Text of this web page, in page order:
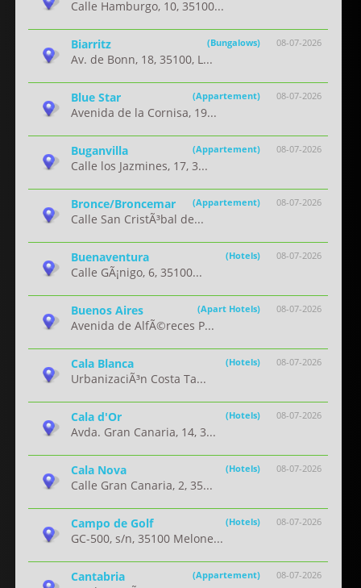
Calle Hamburgo, 10, 35100...
08-07-2026
Biarritz (Bungalows)
Av. de Bonn, 18, 35100, L...
08-07-2026
Blue Star (Appartement)
Avenida de la Cornisa, 19...
08-07-2026
Buganvilla (Appartement)
Calle los Jazmines, 17, 3...
08-07-2026
Bronce/Broncemar (Appartement)
Calle San CristÃ³bal de...
08-07-2026
Buenaventura (Hotels)
Calle GÃ¡nigo, 6, 35100...
08-07-2026
Buenos Aires (Apart Hotels)
Avenida de AlfÃ©reces P...
08-07-2026
Cala Blanca (Hotels)
UrbanizaciÃ³n Costa Ta...
08-07-2026
Cala d'Or (Hotels)
Avda. Gran Canaria, 14, 3...
08-07-2026
Cala Nova (Hotels)
Calle Gran Canaria, 2, 35...
08-07-2026
Campo de Golf (Hotels)
GC-500, s/n, 35100 Melone...
08-07-2026
Cantabria (Appartement)